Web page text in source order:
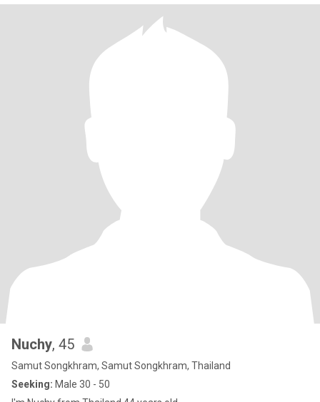
Nuchy, 45
Samut Songkhram, Samut Songkhram, Thailand
Seeking: Male 30 - 50